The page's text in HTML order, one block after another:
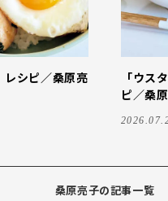
レシピ／桑原亮
「ウス
ピ／桑
桑原亮子の記事一覧